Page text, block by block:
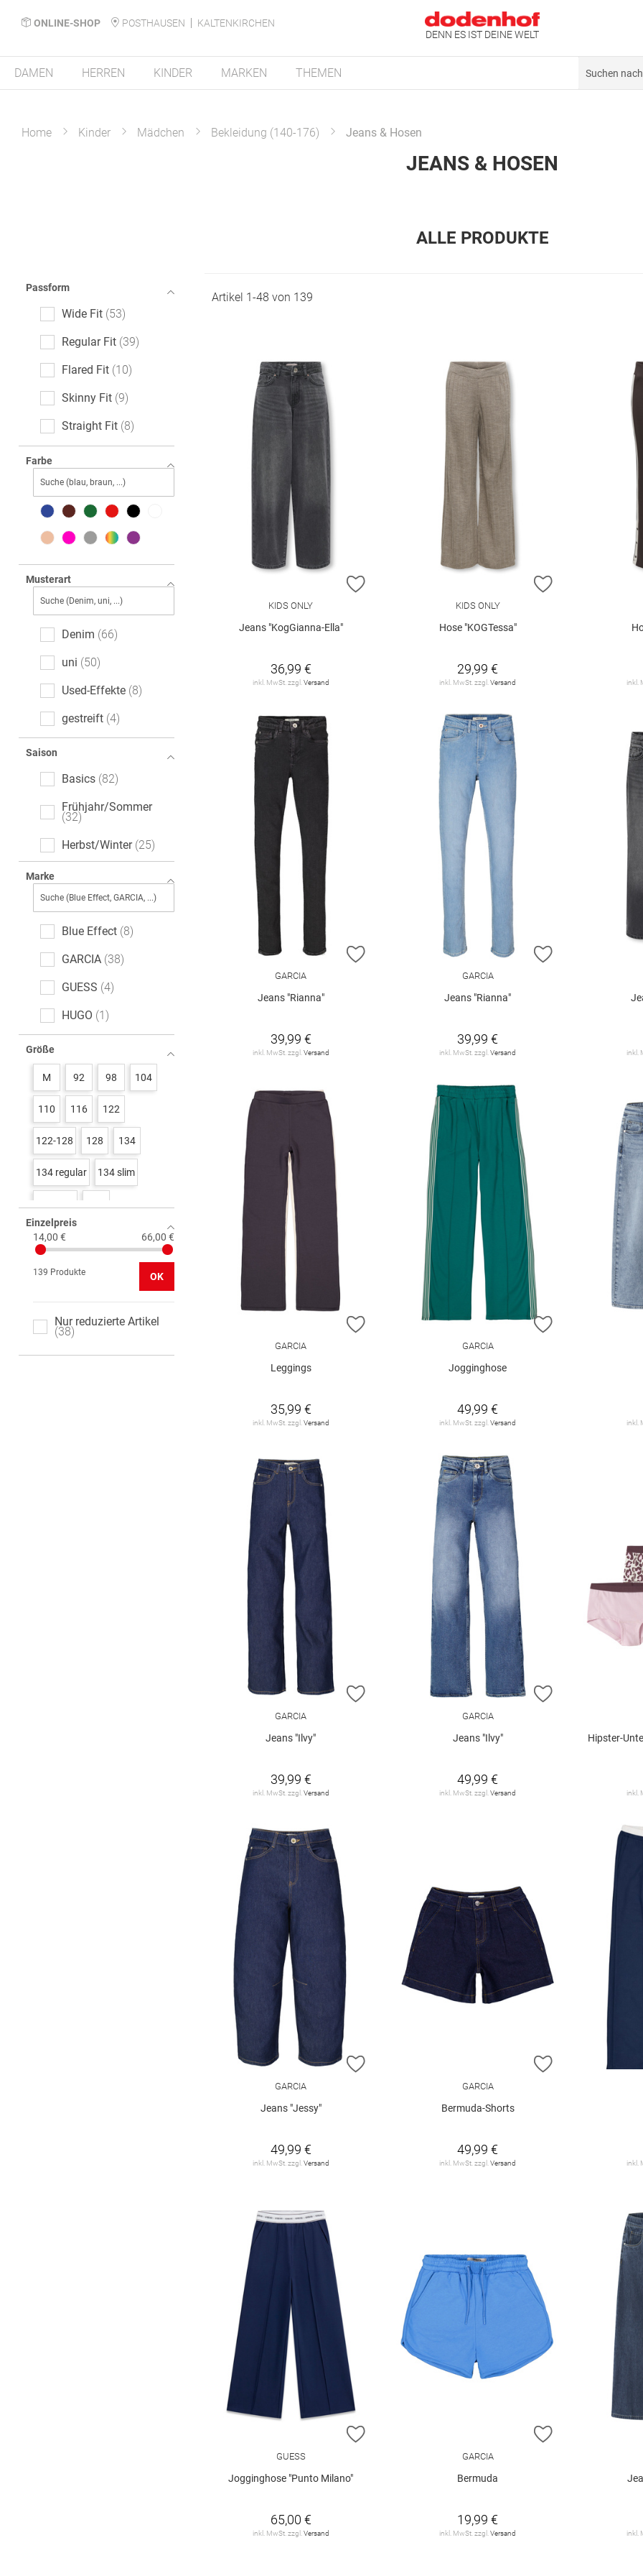
ONLINE-SHOP POSTHAUSEN
KALTENKIRCHEN
DENN ES IST DEINE WELT
DAMEN HERREN KINDER MARKEN THEMEN
Home Kinder Mädchen Bekleidung (140-176) Jeans & Hosen
JEANS & HOSEN
ALLE PRODUKTE
Passform
Wide Fit 53
Regular Fit 39
Flared Fit 10
Skinny Fit 9
Straight Fit 8
Slim Fit 5
Relaxed Fit 4
Baggy Fit 2
barrelFit 2
Farbe
Musterart
Denim 66
uni 50
Used-Effekte 8
gestreift 4
floral 2
leopard 2
All-Over-Print (AOP)
Logoprint 1
Motivprint 1
Saison
Basics 82
Frühjahr/Sommer
32
Herbst/Winter 25
Marke
Blue Effect 8
GARCIA 38
GUESS 4
HUGO 1
STACCATO
TOM TAILOR
Tommy Hilfiger
VERO MODA Girl
name it 12
s. Oliver 16
Größe
M 92 98 104
110 116 122
122-128 128 134
134 regular 134 slim
140 regular
146 146 regluar
146/152
Einzelpreis
14,00 €
66,00 €
139 Produkte OK
Nur reduzierte Artikel
38
Artikel 1-48 von 139
ZUR WUNSCHLISTE HINZUFÜGEN
KIDS ONLY
Jeans "KogGianna-Ella"
36,99 €
inkl. MwSt. zzgl. Versand
ZUR
KIDS ONLY
Hose "KOGTessa"
29,99 €
inkl. MwSt. zzgl.Versand inkl.
ZUR WUNSCHLISTE HINZUFÜGEN
GARCIA
Jeans "Rianna"
39,99 €
inkl. MwSt. zzgl. Versand
ZUR
GARCIA
Jeans "Rianna"
39,99 €
inkl. MwSt. zzgl.Versand inkl.
ZUR WUNSCHLISTE HINZUFÜGEN
GARCIA
Leggings
35,99 €
inkl. MwSt. zzgl. Versand
ZUR
GARCIA
Jogginghose
49,99 €
inkl. MwSt. zzgl.Versand inkl.
ZUR WUNSCHLISTE HINZUFÜGEN
GARCIA
Jeans "Ilvy"
39,99 €
inkl. MwSt. zzgl. Versand
ZUR
GARCIA
Jeans "Ilvy"
49,99 €
inkl. MwSt. zzgl.Versand
Hipster-
inkl.
ZUR WUNSCHLISTE HINZUFÜGEN
GARCIA
Jeans "Jessy"
49,99 €
inkl. MwSt. zzgl. Versand
ZUR
GARCIA
Bermuda-Shorts
49,99 €
inkl. MwSt. zzgl.Versand inkl.
ZUR WUNSCHLISTE HINZUFÜGEN
GUESS
Jogginghose "Punto Milano"
65,00 €
inkl. MwSt. zzgl. Versand
ZUR
GARCIA
Bermuda
19,99 €
inkl. MwSt. zzgl.Versand inkl.